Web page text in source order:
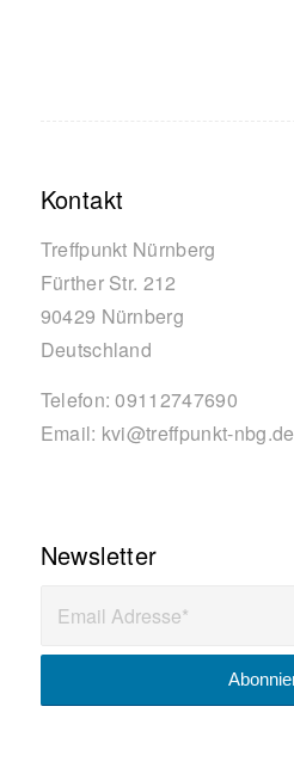
Kontakt
Treffpunkt Nürnberg
Fürther Str. 212
90429 Nürnberg
Deutschland
Telefon:09112747690
Email: kvi@treffpunkt-nbg.de
Newsletter